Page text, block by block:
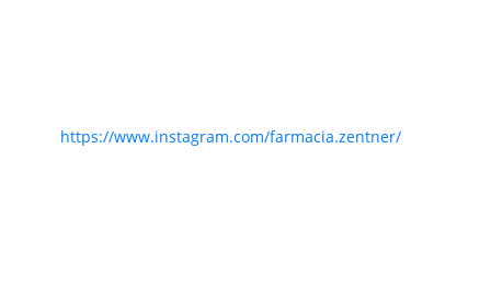
https://www.instagram.com/farmacia.zentner/